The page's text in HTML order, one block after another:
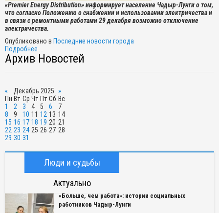
«Premier Energy Distribution» информирует население Чадыр-Лунги о том,
что согласно Положению о снабжении и использовании электричества и
в связи с ремонтными работами 29 декабря возможно отключение
электричества.
Опубликовано в Последние новости города
Подробнее ...
Архив Новостей
« Декабрь 2025
»
Пн Вт Ср Чт Пт Сб Вс
1
2 3 4 5 6
7
8
9 10 11 12 13 14
15 16 17 18 19 20 21
22 23 24 25 26 27 28
29 30 31
Люди и судьбы
Актуально
«Больше, чем работа»: истории социальных
работников Чадыр-Лунги